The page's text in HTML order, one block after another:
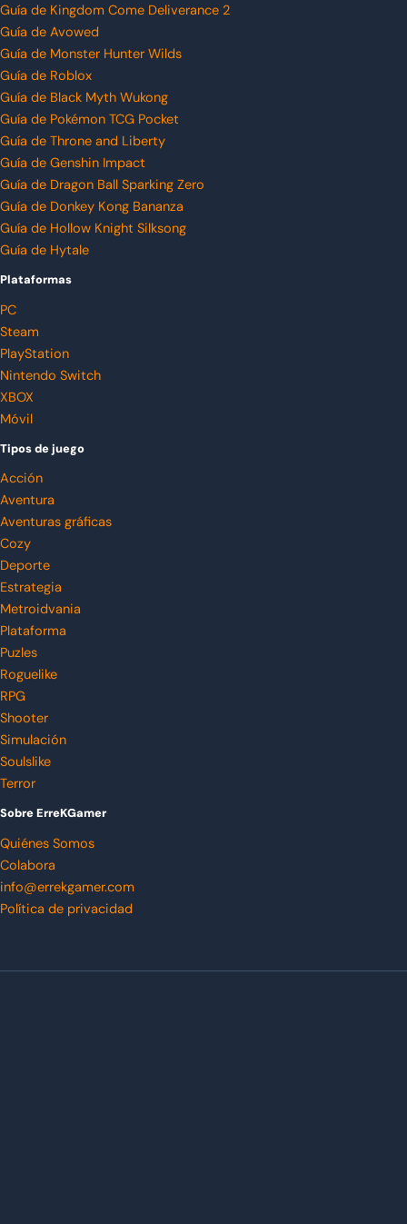
Guía de Kingdom Come Deliverance 2
Guía de Avowed
Guía de Monster Hunter Wilds
Guía de Roblox
Guía de Black Myth Wukong
Guía de Pokémon TCG Pocket
Guía de Throne and Liberty
Guía de Genshin Impact
Guía de Dragon Ball Sparking Zero
Guía de Donkey Kong Bananza
Guía de Hollow Knight Silksong
Guía de Hytale
Plataformas
PC
Steam
PlayStation
Nintendo Switch
XBOX
Móvil
Tipos de juego
Acción
Aventura
Aventuras gráficas
Cozy
Deporte
Estrategia
Metroidvania
Plataforma
Puzles
Roguelike
RPG
Shooter
Simulación
Soulslike
Terror
Sobre ErreKGamer
Quiénes Somos
Colabora
info@errekgamer.com
Política de privacidad